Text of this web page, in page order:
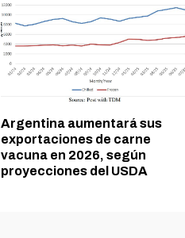
Argentina aumentará sus
exportaciones de carne
vacuna en 2026, según
proyecciones del USDA